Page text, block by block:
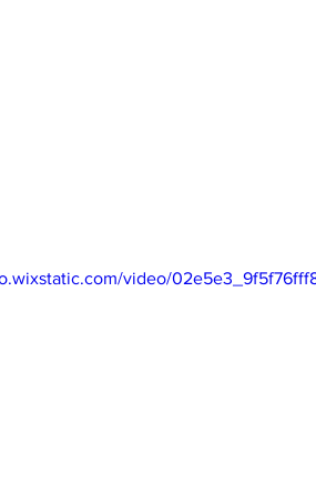
video/